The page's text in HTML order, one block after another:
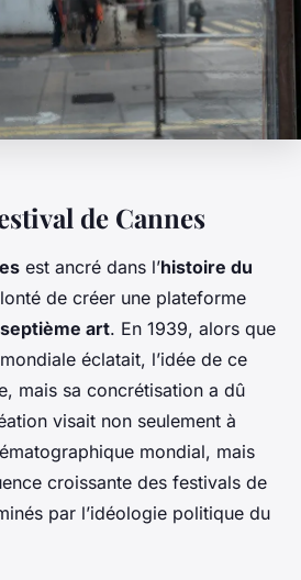
de Cannes
est ancré dans l’histoire du
de créer une plateforme
septième art. En 1939, alors que
éclatait, l’idée de ce
mais sa concrétisation a dû
visait non seulement à
mondial, mais
croissante des festivals de
par l’idéologie politique du